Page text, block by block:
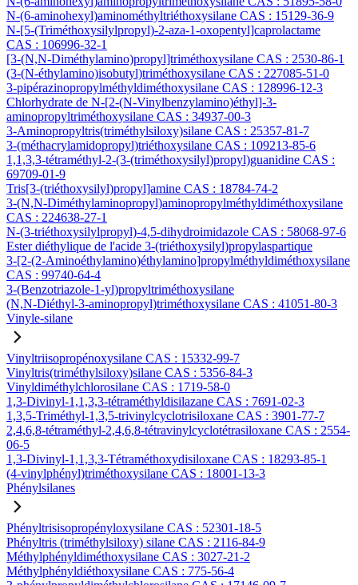
N-(6-aminohexyl)aminométhyltriéthoxysilane CAS : 15129-36-9
N-[5-(Triméthoxysilylpropyl)-2-aza-1-oxopentyl]caprolactame
CAS : 106996-32-1
[3-(N,N-Diméthylamino)propyl]triméthoxysilane CAS : 2530-86-1
(3-(N-éthylamino)isobutyl)triméthoxysilane CAS : 227085-51-0
3-pipérazinopropylméthyldiméthoxysilane CAS : 128996-12-3
Chlorhydrate de N-[2-(N-Vinylbenzylamino)éthyl]-3-
aminopropyltriméthoxysilane CAS : 34937-00-3
3-Aminopropyltris(triméthylsiloxy)silane CAS : 25357-81-7
3-(méthacrylamidopropyl)triéthoxysilane CAS : 109213-85-6
1,1,3,3-tétraméthyl-2-(3-(triméthoxysilyl)propyl)guanidine CAS :
69709-01-9
Tris[3-(triéthoxysilyl)propyl]amine CAS : 18784-74-2
3-(N,N-Diméthylaminopropyl)aminopropylméthyldiméthoxysilane
CAS : 224638-27-1
N-(3-triéthoxysilylpropyl)-4,5-dihydroimidazole CAS : 58068-97-6
Ester diéthylique de l'acide 3-(triéthoxysilyl)propylaspartique
3-[2-(2-Aminoéthylamino)éthylamino]propylméthyldiméthoxysilane
CAS : 99740-64-4
3-(Benzotriazole-1-yl)propyltriméthoxysilane
(N,N-Diéthyl-3-aminopropyl)triméthoxysilane CAS : 41051-80-3
Vinyle-silane
Vinyltriisopropénoxysilane CAS : 15332-99-7
Vinyltris(triméthylsiloxy)silane CAS : 5356-84-3
Vinyldiméthylchlorosilane CAS : 1719-58-0
1,3-Divinyl-1,1,3,3-tétraméthyldisilazane CAS : 7691-02-3
1,3,5-Triméthyl-1,3,5-trivinylcyclotrisiloxane CAS : 3901-77-7
2,4,6,8-tétraméthyl-2,4,6,8-tétravinylcyclotétrasiloxane CAS : 2554-
06-5
1,3-Divinyl-1,1,3,3-Tétraméthoxydisiloxane CAS : 18293-85-1
(4-vinylphényl)triméthoxysilane CAS : 18001-13-3
Phénylsilanes
Phényltrisisopropényloxysilane CAS : 52301-18-5
Phényltris (triméthylsiloxy) silane CAS : 2116-84-9
Méthylphényldiméthoxysilane CAS : 3027-21-2
Méthylphényldiéthoxysilane CAS : 775-56-4